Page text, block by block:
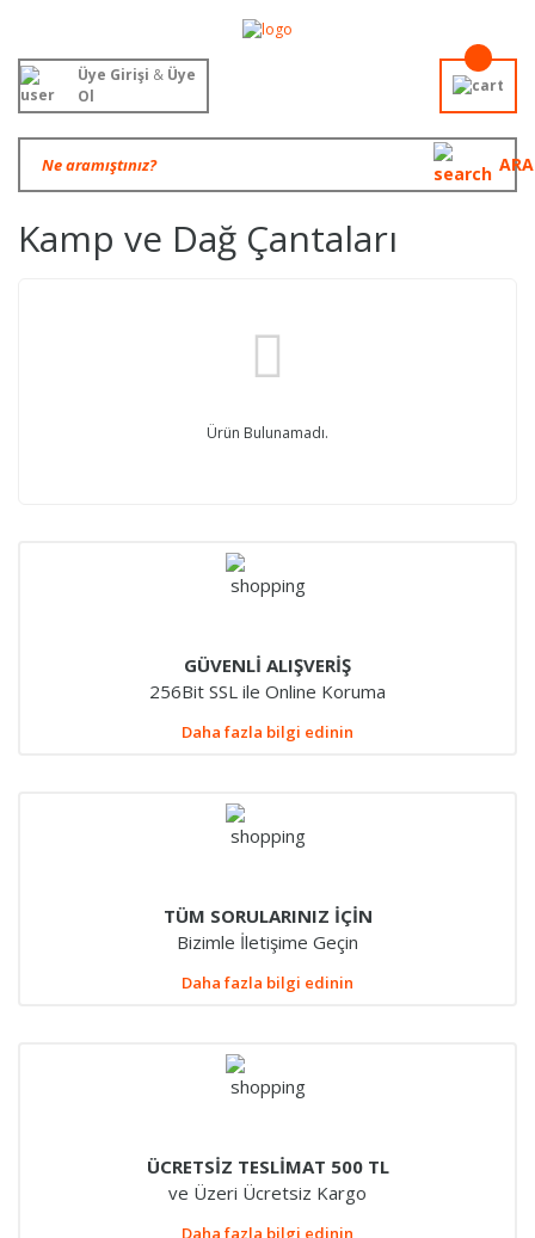
ARA
Üye Girişi &Üye
Ol
Kamp ve Dağ Çantaları
Ürün Bulunamadı.
GÜVENLİ ALIŞVERİŞ
256Bit SSL ile Online Koruma
Daha fazla bilgi edinin
TÜM SORULARINIZ İÇİN
Bizimle İletişime Geçin
Daha fazla bilgi edinin
ÜCRETSİZ TESLİMAT 500 TL
ve Üzeri Ücretsiz Kargo
Daha fazla bilgi edinin